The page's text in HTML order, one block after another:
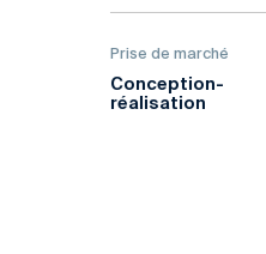
Prise de marché
Conception-
réalisation